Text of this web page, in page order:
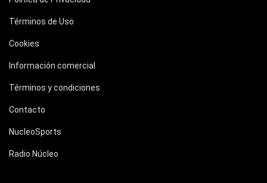
Términos de Uso
Cookies
Información comercial
Términos y condiciones
Contacto
NucleoSports
Radio Núcleo